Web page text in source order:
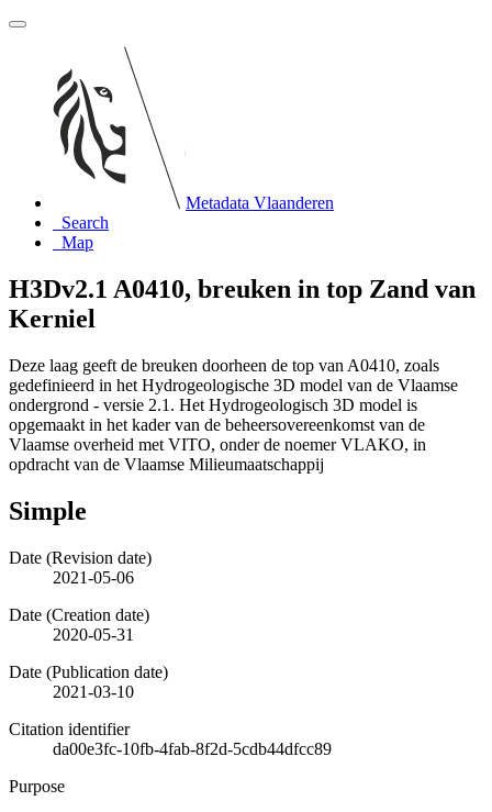
Metadata Vlaanderen
Search
Map
H3Dv2.1 A0410, breuken in top Zand van
Kerniel
Deze laag geeft de breuken doorheen de top van A0410, zoals
gedefinieerd in het Hydrogeologische 3D model van de Vlaamse
ondergrond - versie 2.1. Het Hydrogeologisch 3D model is
opgemaakt in het kader van de beheersovereenkomst van de
Vlaamse overheid met VITO, onder de noemer VLAKO, in
opdracht van de Vlaamse Milieumaatschappij
Simple
Date (Revision date)
2021-05-06
Date (Creation date)
2020-05-31
Date (Publication date)
2021-03-10
Citation identifier
da00e3fc-10fb-4fab-8f2d-5cdb44dfcc89
Purpose